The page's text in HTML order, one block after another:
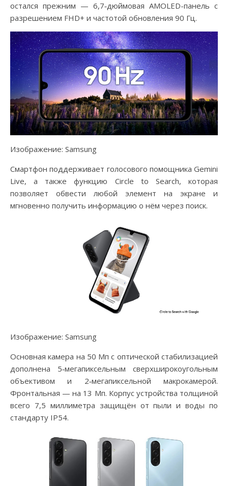
остался прежним — 6,7‑дюймовая AMOLED-панель с
разрешением FHD+ и частотой обновления 90 Гц.
Изображение: Samsung
Смартфон поддерживает голосового помощника Gemini
Live, а также функцию Circle to Search, которая
позволяет обвести любой элемент на экране и
мгновенно получить информацию о нём через поиск.
Изображение: Samsung
Основная камера на 50 Мп с оптической стабилизацией
дополнена 5‑мегапиксельным сверхширокоугольным
объективом и 2‑мегапиксельной макрокамерой.
Фронтальная — на 13 Мп. Корпус устройства толщиной
всего 7,5 миллиметра защищён от пыли и воды по
стандарту IP54.